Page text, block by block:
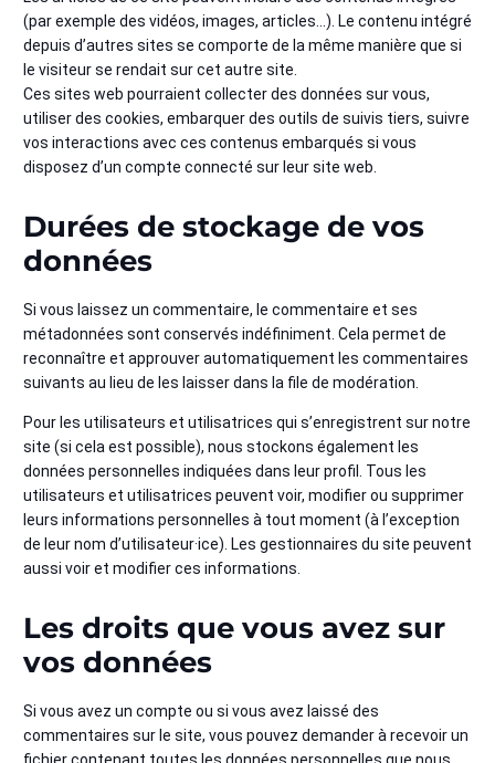
(par exemple des vidéos, images, articles…). Le contenu intégré
depuis d’autres sites se comporte de la même manière que si
le visiteur se rendait sur cet autre site.
Ces sites web pourraient collecter des données sur vous,
utiliser des cookies, embarquer des outils de suivis tiers, suivre
vos interactions avec ces contenus embarqués si vous
disposez d’un compte connecté sur leur site web.
Durées de stockage de vos
données
Si vous laissez un commentaire, le commentaire et ses
métadonnées sont conservés indéfiniment. Cela permet de
reconnaître et approuver automatiquement les commentaires
suivants au lieu de les laisser dans la file de modération.
Pour les utilisateurs et utilisatrices qui s’enregistrent sur notre
site (si cela est possible), nous stockons également les
données personnelles indiquées dans leur profil. Tous les
utilisateurs et utilisatrices peuvent voir, modifier ou supprimer
leurs informations personnelles à tout moment (à l’exception
de leur nom d’utilisateur·ice). Les gestionnaires du site peuvent
aussi voir et modifier ces informations.
Les droits que vous avez sur
vos données
Si vous avez un compte ou si vous avez laissé des
commentaires sur le site, vous pouvez demander à recevoir un
fichier contenant toutes les données personnelles que nous